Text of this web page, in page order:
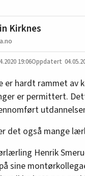
Kirknes
19:06
er hardt rammet av
er permittert.
det også mange
Henrik
sine